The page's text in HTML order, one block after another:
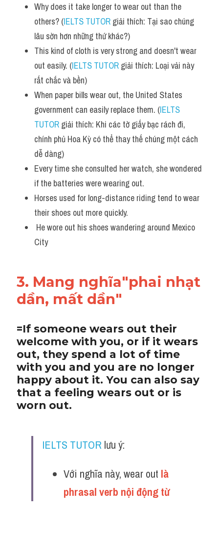
Why does it take longer to wear out than the
others? (IELTS TUTOR giải thích: Tại sao chúng
lâu sờn hơn những thứ khác?)
This kind of cloth is very strong and doesn't wear
out easily. (IELTS TUTOR giải thích: Loại vải này
rất chắc và bền)
When paper bills wear out, the United States
government can easily replace them. (IELTS
TUTOR giải thích: Khi các tờ giấy bạc rách đi,
chính phủ Hoa Kỳ có thể thay thế chúng một cách
dễ dàng)
Every time she consulted her watch, she wondered
if the batteries were wearing out.
Horses used for long-distance riding tend to wear
their shoes out more quickly.
He wore out his shoes wandering around Mexico
City
3. Mang nghĩa"phai nhạt
dần, mất dần"
=If someone wears out their
welcome with you, or if it wears
out, they spend a lot of time
with you and you are no longer
happy about it. You can also say
that a feeling wears out or is
worn out.
IELTS TUTOR lưu ý:
Với nghĩa này, wear out là
phrasal verb nội động từ